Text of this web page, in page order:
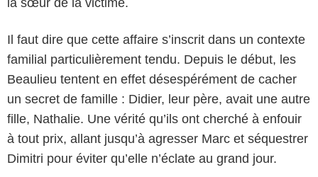
Il faut dire que cette affaire s’inscrit dans un contexte
familial particulièrement tendu. Depuis le début, les
Beaulieu tentent en effet désespérément de cacher
un secret de famille : Didier, leur père, avait une autre
fille, Nathalie. Une vérité qu’ils ont cherché à enfouir
à tout prix, allant jusqu’à agresser Marc et séquestrer
Dimitri pour éviter qu’elle n’éclate au grand jour.